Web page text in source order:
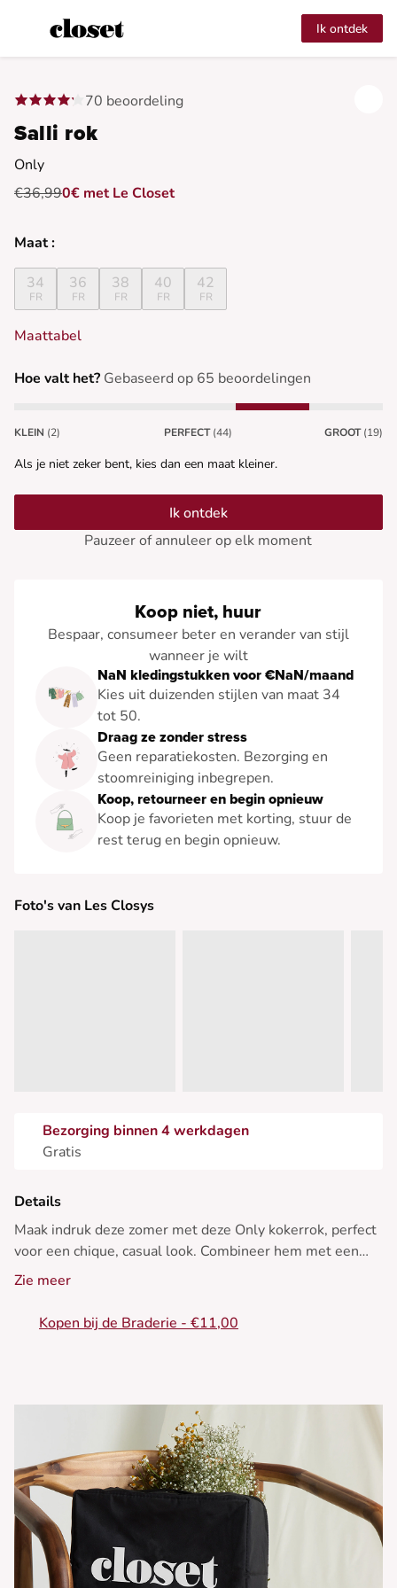
Ik ontdek
70 beoordeling
Salli rok
Only
€36,990€ met Le Closet
Maat :
34
FR
36
FR
38
FR
40
FR
42
FR
Maattabel
Hoe valt het? Gebaseerd op 65 beoordelingen
KLEIN (2) PERFECT (44) GROOT (19)
Als je niet zeker bent, kies dan een maat kleiner.
Ik ontdek
Pauzeer of annuleer op elk moment
Koop niet, huur
Bespaar, consumeer beter en verander van stijl
wanneer je wilt
NaN kledingstukken voor €NaN/maand
Kies uit duizenden stijlen van maat 34
tot 50.
Draag ze zonder stress
Geen reparatiekosten. Bezorging en
stoomreiniging inbegrepen.
Koop, retourneer en begin opnieuw
Koop je favorieten met korting, stuur de
rest terug en begin opnieuw.
Foto's van Les Closys
Bezorging binnen 4 werkdagen
Gratis
Details
Maak indruk deze zomer met deze Only kokerrok, perfect
voor een chique, casual look. Combineer hem met een
vloeiende top en strappy sandalen!
- Katoenen kokerrok
- Elegante hoge taille
Zie meer
Kopen bij de Braderie - €11,00